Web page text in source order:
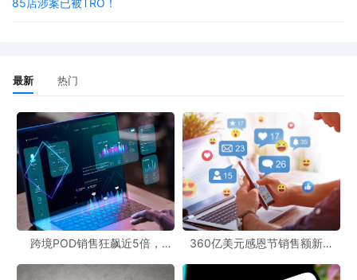
发生当日的汇率折算。
但为方便起见，平台通常在报送月（如10月报送第
三季度数据）使用当月统一汇率折算前几个月的交
易总额。而企业日常做账是按交易当月或实际收款
时的汇率确认收入，时间差导致汇率波动直接影响
折算结果。
收入确认时点不同是另一大因素。平台通常按订单
完成时点（如买家确认收货）统计并报送数据，而
85店涉案已被TRO！
最新 热门
跨境POD销售狂飙近5倍，
360亿美元感恩节销售额新纪
新风潮！